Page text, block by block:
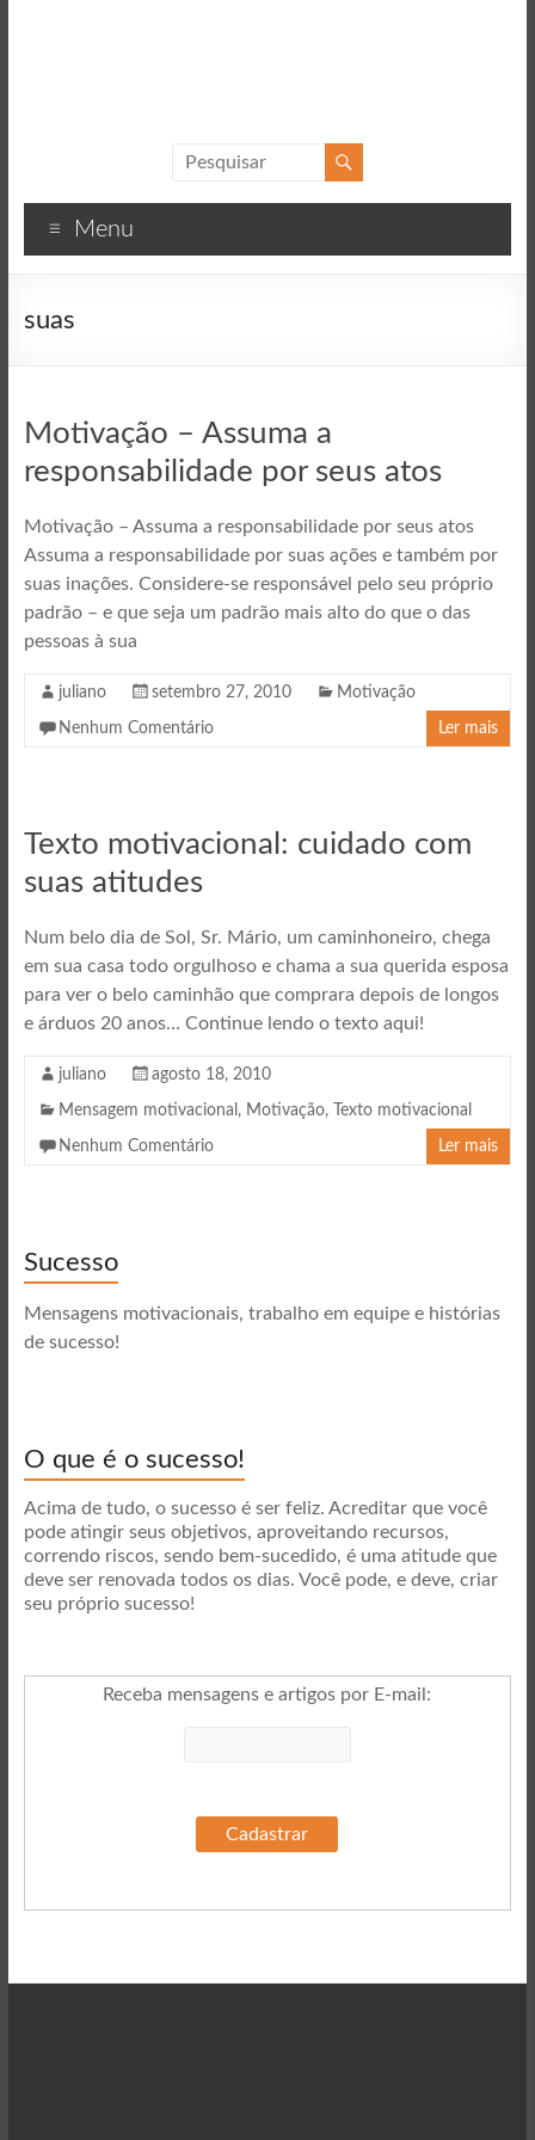
Textos
motivacionais
sucesso
Menu
suas
Motivação – Assuma a
responsabilidade por seus atos
Motivação – Assuma a responsabilidade por seus atos
Assuma a responsabilidade por suas ações e também por
suas inações. Considere-se responsável pelo seu próprio
padrão – e que seja um padrão mais alto do que o das
pessoas à sua
juliano setembro 27, 2010 Motivação
Nenhum Comentário Ler mais
Texto motivacional: cuidado com
suas atitudes
Num belo dia de Sol, Sr. Mário, um caminhoneiro, chega
em sua casa todo orgulhoso e chama a sua querida esposa
para ver o belo caminhão que comprara depois de longos
e árduos 20 anos… Continue lendo o texto aqui!
juliano agosto 18, 2010
Mensagem motivacional , Motivação, Texto motivacional
Nenhum Comentário Ler mais
Sucesso
Mensagens motivacionais, trabalho em equipe e histórias
de sucesso!
O que é o sucesso!
Acima de tudo, o sucesso é ser feliz. Acreditar que você
pode atingir seus objetivos, aproveitando recursos,
correndo riscos, sendo bem-sucedido, é uma atitude que
deve ser renovada todos os dias. Você pode, e deve, criar
seu próprio sucesso!
Receba mensagens e artigos por E-mail :